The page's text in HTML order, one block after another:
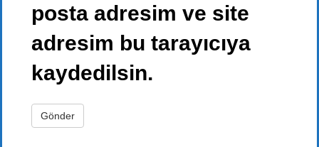
posta adresim ve site
adresim bu tarayıcıya
kaydedilsin.